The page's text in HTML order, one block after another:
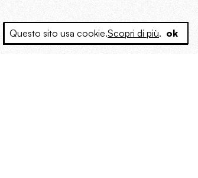
Questo sito usa cookie.Scopri di più. ok